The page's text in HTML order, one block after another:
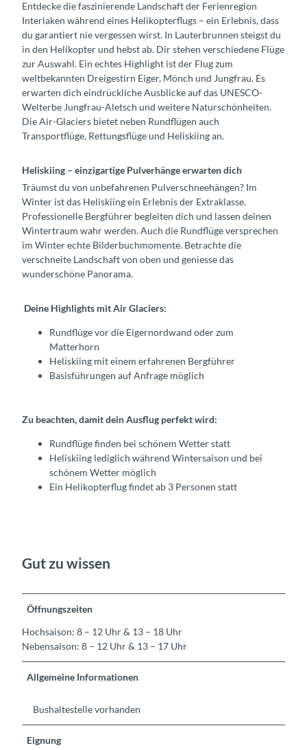
Entdecke die faszinierende Landschaft der Ferienregion
Interlaken während eines Helikopterflugs – ein Erlebnis, dass
du garantiert nie vergessen wirst. In Lauterbrunnen steigst du
in den Helikopter und hebst ab. Dir stehen verschiedene Flüge
zur Auswahl. Ein echtes Highlight ist der Flug zum
weltbekannten Dreigestirn Eiger, Mönch und Jungfrau. Es
erwarten dich eindrückliche Ausblicke auf das UNESCO-
Welterbe Jungfrau-Aletsch und weitere Naturschönheiten.
Die Air-Glaciers bietet neben Rundflügen auch
Transportflüge, Rettungsflüge und Heliskiing an.
Heliskiing – einzigartige Pulverhänge erwarten dich
Träumst du von unbefahrenen Pulverschneehängen? Im
Winter ist das Heliskiing ein Erlebnis der Extraklasse.
Professionelle Bergführer begleiten dich und lassen deinen
Wintertraum wahr werden. Auch die Rundflüge versprechen
im Winter echte Bilderbuchmomente. Betrachte die
verschneite Landschaft von oben und geniesse das
wunderschöne Panorama.
Deine Highlights mit Air Glaciers:
Rundflüge vor die Eigernordwand oder zum
Matterhorn
Heliskiing mit einem erfahrenen Bergführer
Basisführungen auf Anfrage möglich
Zu beachten, damit dein Ausflug perfekt wird:
Rundflüge finden bei schönem Wetter statt
Heliskiing lediglich während Wintersaison und bei
schönem Wetter möglich
Ein Helikopterflug findet ab 3 Personen statt
Gut zu wissen
Öffnungszeiten
Hochsaison: 8 – 12 Uhr & 13 – 18 Uhr
Nebensaison: 8 – 12 Uhr & 13 – 17 Uhr
Allgemeine Informationen
Bushaltestelle vorhanden
Eignung